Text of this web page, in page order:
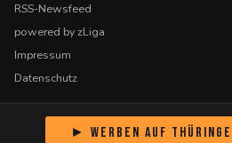
RSS-Newsfeed
powered by zLiga
Impressum
Datenschutz
► Werben auf